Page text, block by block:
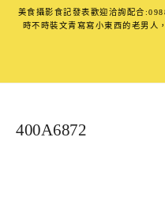
美食攝影食記發表歡迎洽詢配合
時不時裝文青寫寫小東西的老男人
400A6872